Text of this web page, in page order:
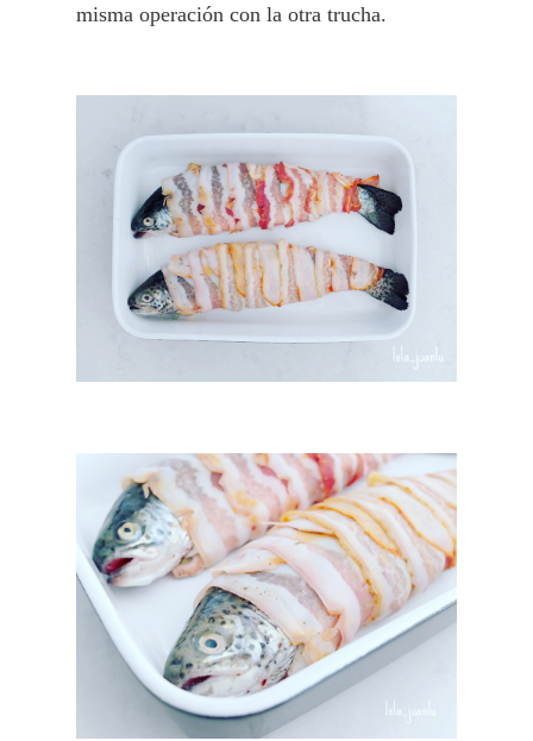
misma operación con la otra trucha.